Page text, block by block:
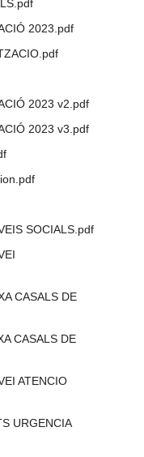
2023.pdf
2023 v2.pdf
2023 v3.pdf
SOCIALS.pdf
CASALS DE
CASALS DE
ATENCIO
URGENCIA